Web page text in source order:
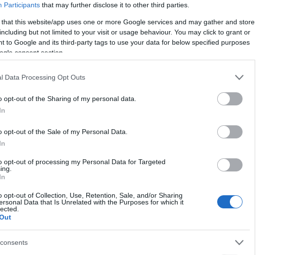
Participants that may further disclose it to other third parties.
that this website/app uses one or more Google services and may gather and store
but not limited to your visit or usage behaviour. You may click to grant or
to Google and its third-party tags to use your data for below specified purposes
consent section.
Data Processing Opt Outs
opt-out of the Sharing of my personal data.
opt-out of the Sale of my Personal Data.
opt-out of processing my Personal Data for Targeted
opt-out of Collection, Use, Retention, Sale, and/or Sharing
Data that Is Unrelated with the Purposes for which it
api/trackback/id/14931932
Kommentek:
felhasználói tartalomnak minősülnek, értük a
nem vállal, azokat nem ellenőrzi. Kifogás esetén forduljon a blog
feltételekbenés azadatvédelmi tájékoztatóban.
! ‐Belépés Facebookkal